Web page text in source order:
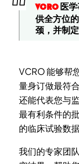
VCRO 医
供全方位
颈，并制
VCRO 能够帮
量身订做最符
还能代表您与
最有利条件的
的临床试验数
我们的专家团